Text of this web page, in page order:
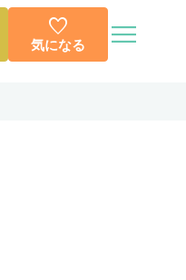

気になる 